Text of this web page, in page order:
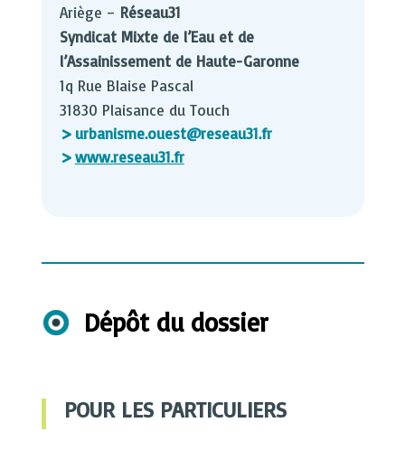
Ariège – Réseau31
Syndicat Mixte de l’Eau et de
l’Assainissement de Haute-Garonne
1q Rue Blaise Pascal
31830 Plaisance du Touch
urbanisme.ouest@reseau31.fr
www.reseau31.fr
Dépôt du dossier
POUR LES PARTICULIERS